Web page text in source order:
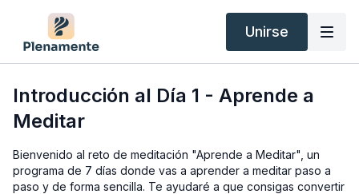
Unirse
Introducción al Día 1 - Aprende a
Meditar
Bienvenido al reto de meditación "Aprende a Meditar", un
programa de 7 días donde vas a aprender a meditar paso a
paso y de forma sencilla. Te ayudaré a que consigas convertir